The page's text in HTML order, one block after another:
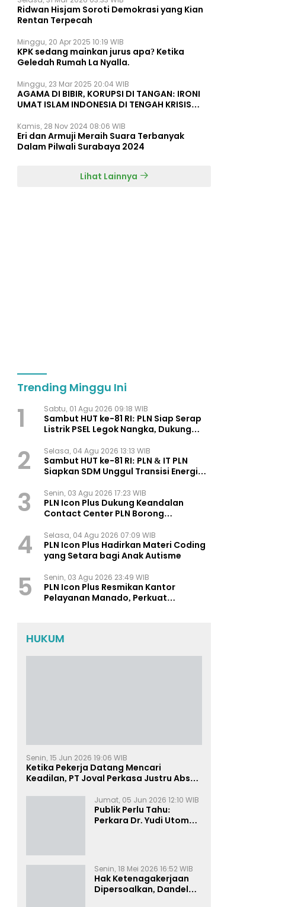
Ridwan Hisjam Soroti Demokrasi yang Kian
Rentan Terpecah
Minggu, 20 Apr 2025 10:19 WIB
KPK sedang mainkan jurus apa? Ketika
Geledah Rumah La Nyalla.
Minggu, 23 Mar 2025 20:04 WIB
AGAMA DI BIBIR, KORUPSI DI TANGAN: IRONI
UMAT ISLAM INDONESIA DI TENGAH KRISIS
Kamis, 28 Nov 2024 08:06 WIB
Eri dan Armuji Meraih Suara Terbanyak
Dalam Pilwali Surabaya 2024
Lihat Lainnya
Trending Minggu Ini
1 Sabtu, 01 Agu 2026 09:18 WIB
Sambut HUT ke-81 RI: PLN Siap Serap
Listrik PSEL Legok Nangka, Dukung
2 Selasa, 04 Agu 2026 13:13 WIB
Sambut HUT ke-81 RI: PLN & IT PLN
Siapkan SDM Unggul Transisi Energi
bagi Siswa SMA
3 Senin, 03 Agu 2026 17:23 WIB
PLN Icon Plus Dukung Keandalan
Contact Center PLN Borong
4 Selasa, 04 Agu 2026 07:09 WIB
PLN Icon Plus Hadirkan Materi Coding
yang Setara bagi Anak Autisme
5 Senin, 03 Agu 2026 23:49 WIB
PLN Icon Plus Resmikan Kantor
Pelayanan Manado, Perkuat
HUKUM
Senin, 15 Jun 2026 19:06 WIB
Ketika Pekerja Datang Mencari
Keadilan, PT Joval Perkasa Justru Absen
Jumat, 05 Jun 2026 12:10 WIB
Publik Perlu Tahu:
Perkara Dr. Yudi Utomo
Resmi
Senin, 18 Mei 2026 16:52 WIB
Hak Ketenagakerjaan
Dipersoalkan, Dandel